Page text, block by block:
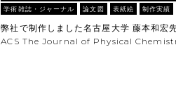
学術雑誌・ジャーナル
論文図 表紙絵 制作実績
弊社で制作しました名古屋大学 藤本和宏
ACS The Journal of Physical